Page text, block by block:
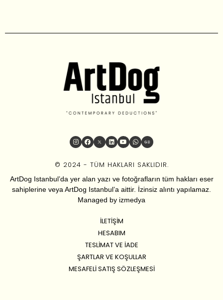
© 2024 - TÜM HAKLARI SAKLIDIR.
ArtDog Istanbul’da yer alan yazı ve fotoğrafların tüm hakları eser
sahiplerine veya ArtDog Istanbul’a aittir. İzinsiz alıntı yapılamaz.
Managed by izmedya
İLETIŞIM
HESABIM
TESLIMAT VE İADE
ŞARTLAR VE KOŞULLAR
MESAFELI SATIŞ SÖZLEŞMESI